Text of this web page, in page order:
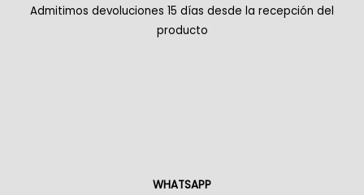
Admitimos devoluciones 15 días desde la recepción del
producto
WHATSAPP